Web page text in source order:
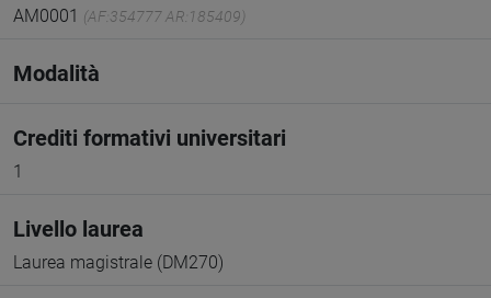
AM0001 (AF:354777 AR:185409)
Modalità
Crediti formativi universitari
1
Livello laurea
Laurea magistrale (DM270)